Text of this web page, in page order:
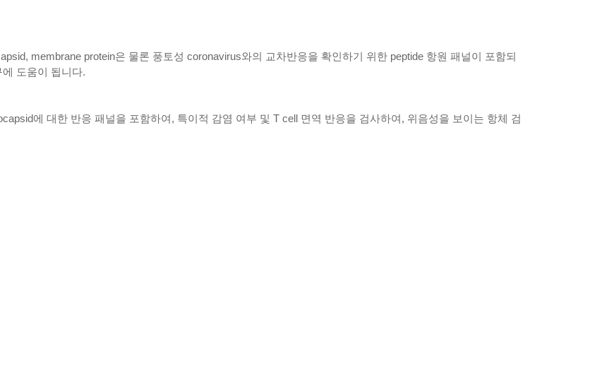
membrane protein은 물론 풍토성 coronavirus와의 교차반응을 확인하기 위한 peptide 항원 패널이 포함되
도움이 됩니다.
에 대한 반응 패널을 포함하여, 특이적 감염 여부 및 T cell 면역 반응을 검사하여, 위음성을 보이는 항체 검